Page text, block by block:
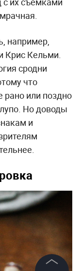
например,
Крис Кельми.
сродни
что
рано или поздно
Но доводы
и